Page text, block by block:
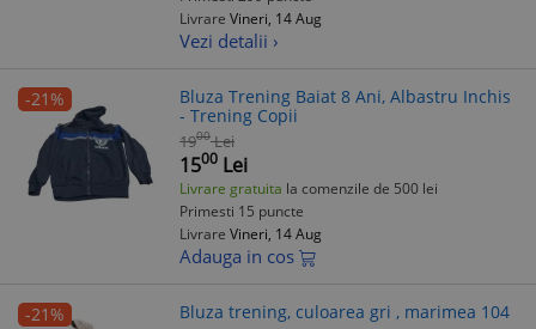
Livrare Vineri, 14 Aug
Vezi detalii ›
-21%
Bluza Trening Baiat 8 Ani, Albastru Inchis
- Trening Copii
1900 Lei
1500 Lei
Livrare gratuita la comenzile de 500 lei
Primesti 15 puncte
Livrare Vineri, 14 Aug
Adauga in cos
-21% Bluza trening, culoarea gri , marimea 104